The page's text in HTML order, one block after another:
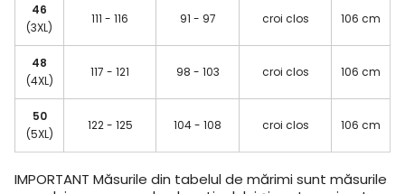
46
(3XL)
111 - 116 91 - 97 croi clos 106 cm
48
(4XL)
117 - 121 98 - 103 croi clos 106 cm
50
(5XL)
122 - 125 104 - 108 croi clos 106 cm
IMPORTANT Măsurile din tabelul de mărimi sunt măsurile